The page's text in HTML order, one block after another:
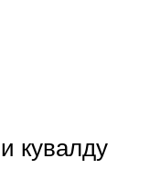
кувалду